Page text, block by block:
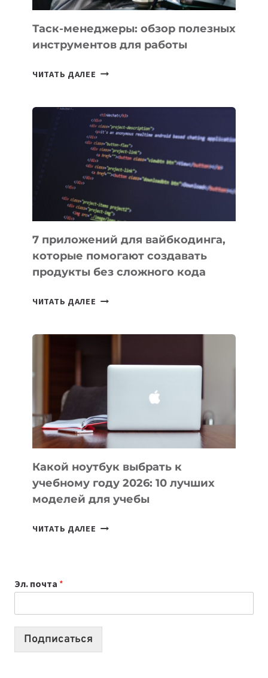
Таск-менеджеры: обзор полезных
инструментов для работы
ЧИТАТЬ ДАЛЕЕ ТАСК-
ПОЛЕЗНЫХ
ИНСТРУМЕНТОВ
ДЛЯ
РАБОТЫ
7 приложений для вайбкодинга,
которые помогают создавать
продукты без сложного кода
ЧИТАТЬ ДАЛЕЕ
ПОМОГАЮТ
СОЗДАВАТЬ
БЕЗ
СЛОЖНОГО
КОДА
Какой ноутбук выбрать к
учебному году 2026: 10 лучших
моделей для учебы
ЧИТАТЬ ДАЛЕЕ КАКОЙ
2026:
10
Эл. почта *
Подписаться